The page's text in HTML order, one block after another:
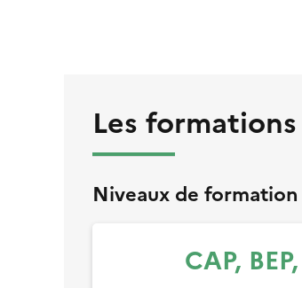
Les formations
Niveaux de
CAP,